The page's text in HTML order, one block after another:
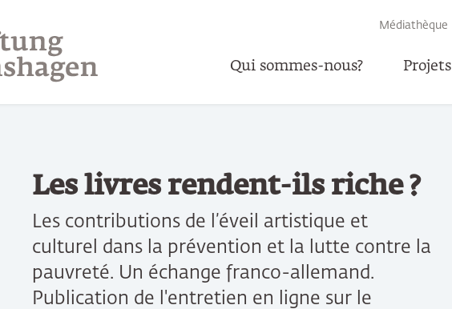
Médiathèque
Qui sommes-nous? Projets
Les livres rendent-ils riche ?
Les contributions de l’éveil artistique et
culturel dans la prévention et la lutte contre la
pauvreté. Un échange franco-allemand.
Publication de l'entretien en ligne sur le